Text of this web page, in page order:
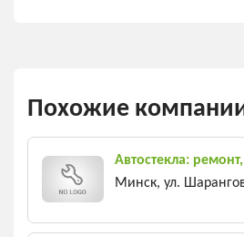
Похожие
Автостекла:
Минск, ул.